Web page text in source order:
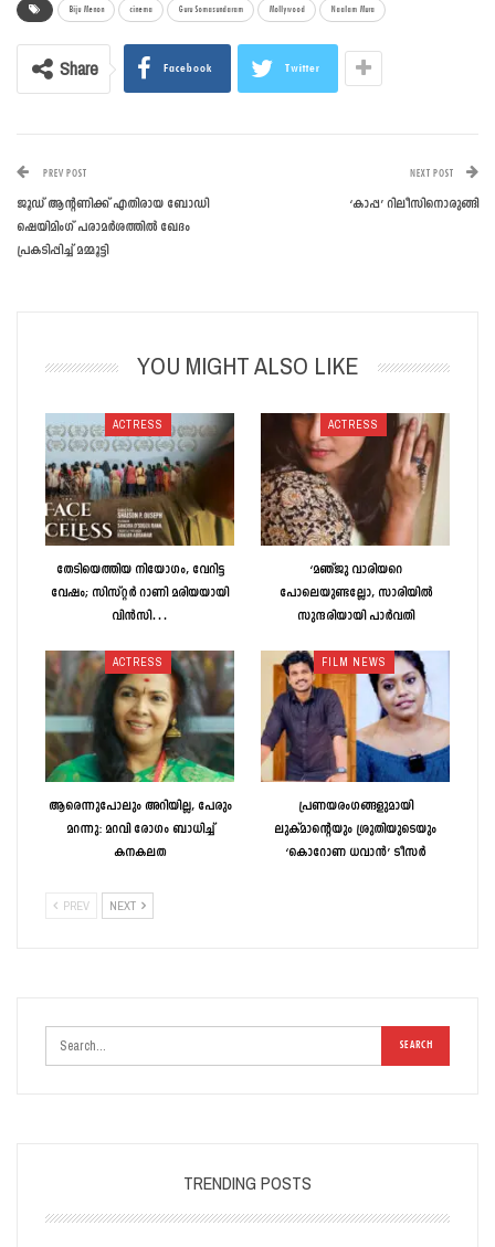
Biju Menon cinema Guru Somasundaram Mollywood Naalam Mura
Share Facebook Twitter
PREV POST
ജൂഡ് ആന്റണിക്ക് എതിരായ ബോഡി
ഷെയിമിംഗ് പരാമര്‍ശത്തില്‍ ഖേദം
പ്രകടിപ്പിച്ച് മമ്മൂട്ടി
NEXT POST
‘കാപ്പ’ റിലീസിനൊരുങ്ങി
YOU MIGHT ALSO LIKE
ACTRESS
തേടിയെത്തിയ നിയോഗം, വേറിട്ട
വേഷം; സിസ്റ്റർ റാണി മരിയയായി
വിൻസി…
ACTRESS
‘മഞ്ജു വാരിയറെ
പോലെയുണ്ടല്ലോ, സാരിയിൽ
സുന്ദരിയായി പാർവതി
ACTRESS
ആരെന്നുപോലും അറിയില്ല, പേരും
മറന്നു: മറവി രോഗം ബാധിച്ച്
കനകലത
FILM NEWS
പ്രണയരംഗങ്ങളുമായി
ലുക്മാന്റെയും ശ്രുതിയുടെയും
‘കൊറോണ ധവാൻ’ ടീസർ
PREV NEXT
TRENDING POSTS